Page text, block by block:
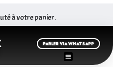
à votre panier.
PARLER VIA WHATSAPP